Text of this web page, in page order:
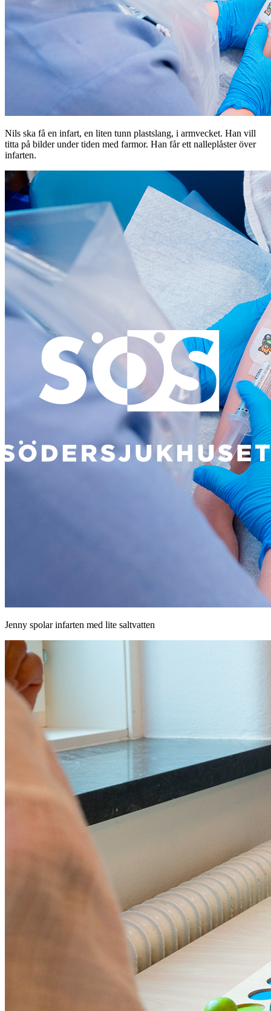
Nils ska få en infart, en liten tunn plastslang, i armvecket. Han vill
titta på bilder under tiden med farmor. Han får ett nalleplåster över
infarten.
Jenny spolar infarten med lite saltvatten